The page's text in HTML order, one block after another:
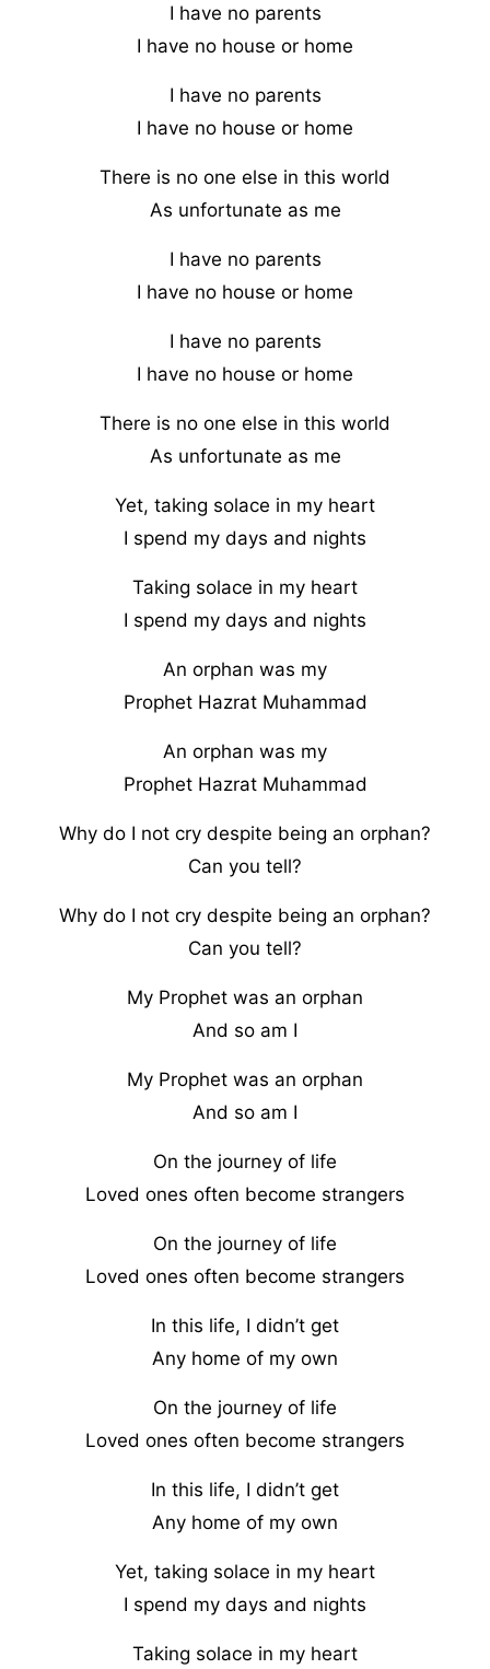
I have no parents
I have no house or home
I have no parents
I have no house or home
There is no one else in this world
As unfortunate as me
I have no parents
I have no house or home
I have no parents
I have no house or home
There is no one else in this world
As unfortunate as me
Yet, taking solace in my heart
I spend my days and nights
Taking solace in my heart
I spend my days and nights
An orphan was my
Prophet Hazrat Muhammad
An orphan was my
Prophet Hazrat Muhammad
Why do I not cry despite being an orphan?
Can you tell?
Why do I not cry despite being an orphan?
Can you tell?
My Prophet was an orphan
And so am I
My Prophet was an orphan
And so am I
On the journey of life
Loved ones often become strangers
On the journey of life
Loved ones often become strangers
In this life, I didn’t get
Any home of my own
On the journey of life
Loved ones often become strangers
In this life, I didn’t get
Any home of my own
Yet, taking solace in my heart
I spend my days and nights
Taking solace in my heart